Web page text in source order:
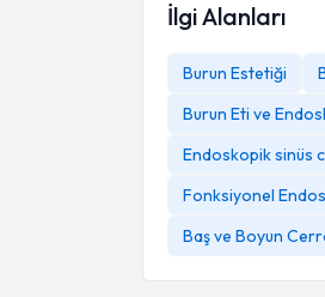
İlgi Alanları
Burun Estetiği
Burun Eti ve
Endoskopik sinüs
Fonksiyonel
Baş ve Boyun